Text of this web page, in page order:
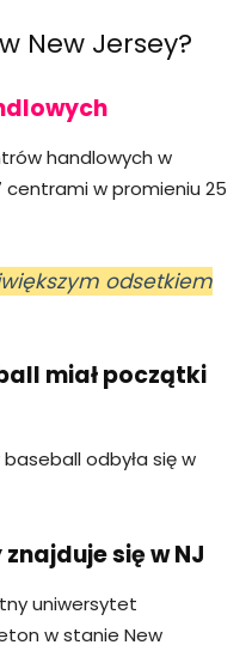
New Jersey?
handlowych w
centrami w promieniu 25
odsetkiem
miał początki
odbyła się w
się w NJ
uniwersytet
w stanie New